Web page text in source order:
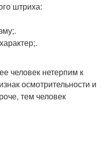
штриха:
человек нетерпим к
осмотрительности и
тем человек